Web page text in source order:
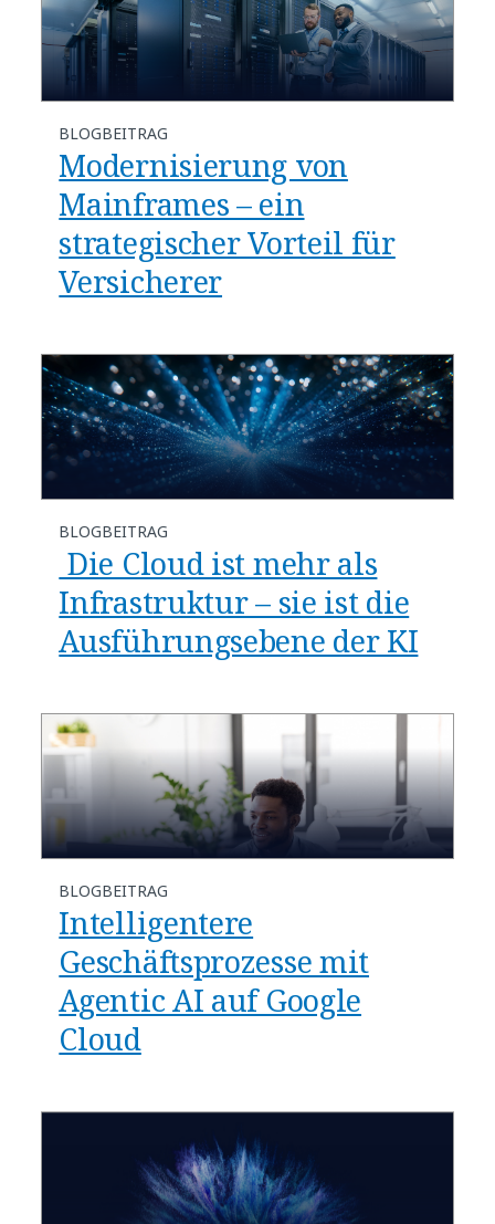
BLOGBEITRAG
​​Modernisierung von
Mainframes – ein
strategischer Vorteil für
Versicherer​
BLOGBEITRAG
​​ Die Cloud ist mehr als
Infrastruktur – sie ist die
Ausführungsebene der KI​
BLOGBEITRAG
​​Intelligentere
Geschäftsprozesse mit
Agentic AI auf Google
Cloud​